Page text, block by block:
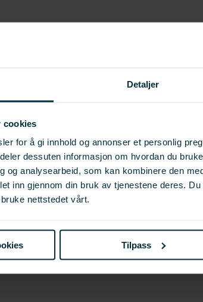
Detaljer
cookies
for å gi innhold og annonser et personlig
dessuten informasjon om hvordan du
og analysearbeid, som kan kombinere den
inn gjennom din bruk av tjenestene deres.
nettstedet vårt.
Tilpass
torskekinn og tunger